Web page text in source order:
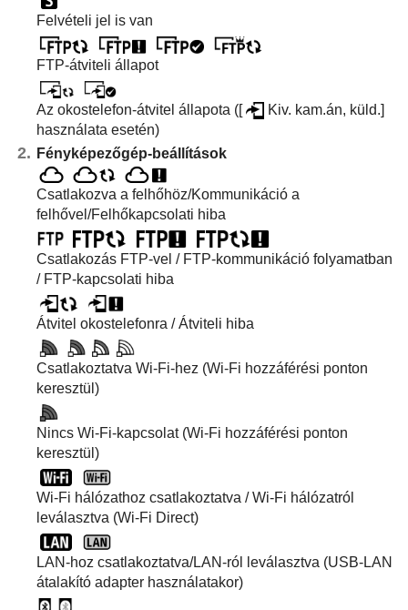
Felvételi jel is van
FTP-átviteli állapot
Az okostelefon-átvitel állapota ([
Kiv. kam.án, küld.]
használata esetén)
Fényképezőgép-beállítások
Csatlakozva a felhőhöz/Kommunikáció a
felhővel/Felhőkapcsolati hiba
Csatlakozás FTP-vel / FTP-kommunikáció folyamatban
/ FTP-kapcsolati hiba
Átvitel okostelefonra / Átviteli hiba
Csatlakoztatva Wi-Fi-hez (Wi-Fi hozzáférési ponton
keresztül)
Nincs Wi-Fi-kapcsolat (Wi-Fi hozzáférési ponton
keresztül)
Wi-Fi hálózathoz csatlakoztatva / Wi-Fi hálózatról
leválasztva (Wi-Fi Direct)
LAN-hoz csatlakoztatva/LAN-ról leválasztva (USB-LAN
átalakító adapter használatakor)